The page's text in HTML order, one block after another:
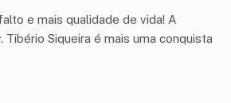
e mais qualidade de vida! A
Tibério Siqueira é mais uma conquista